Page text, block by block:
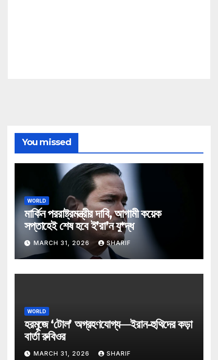
You missed
WORLD
মার্কিন পররাষ্ট্রমন্ত্রীর দাবি, আগামী কয়েক
সপ্তাহেই শেষ হবে ই’রা’ন যু*দ্ধ
MARCH 31, 2026 SHARIF
WORLD
হরমুজে ‘টোল’ অগ্রহণযোগ্য—ইরান-হুথিদের কড়া
বার্তা রুবিওর
MARCH 31, 2026 SHARIF